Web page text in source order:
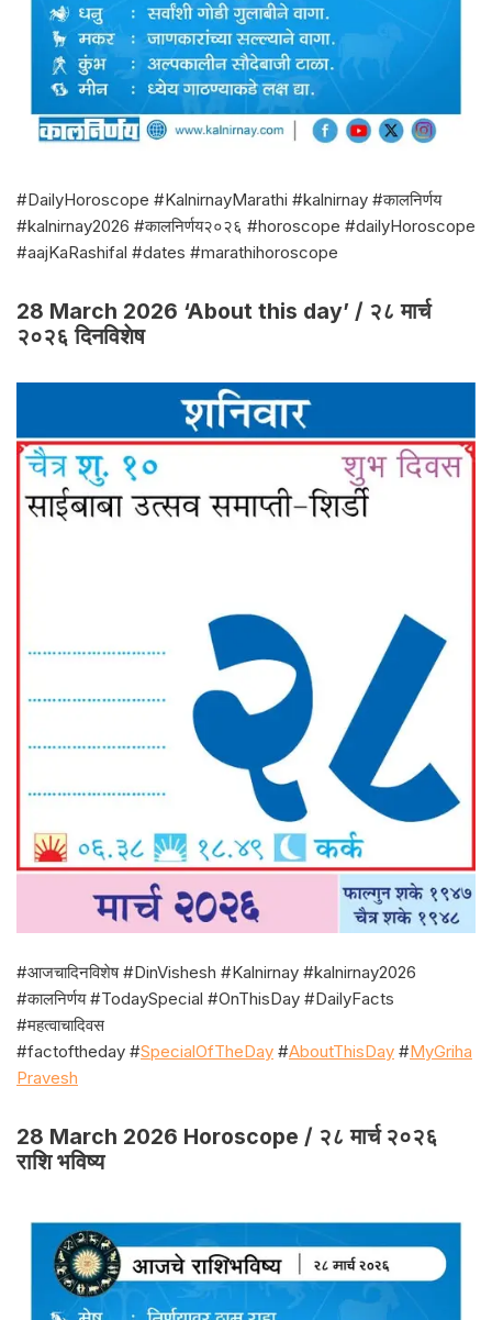
#DailyHoroscope #KalnirnayMarathi #kalnirnay #कालनिर्णय
#kalnirnay2026 #कालनिर्णय२०२६ #horoscope #dailyHoroscope
#aajKaRashifal #dates #marathihoroscope
28 March 2026 ‘About this day’ / २८ मार्च
२०२६ दिनविशेष
#आजचादिनविशेष #DinVishesh #Kalnirnay #kalnirnay2026
#कालनिर्णय #TodaySpecial #OnThisDay #DailyFacts
#महत्वाचादिवस
#factoftheday #SpecialOfTheDay #AboutThisDay #MyGriha
Pravesh
28 March 2026 Horoscope / २८ मार्च २०२६
राशि भविष्य